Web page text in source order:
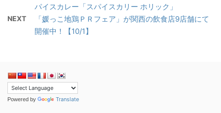
パイスカレー「スパイスカリー ホリック」
NEXT
「媛っこ地鶏ＰＲフェア」が関西の飲食店9店舗にて
開催中！【10/1】
Powered by Translate